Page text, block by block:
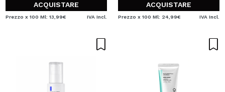
ACQUISTARE
Prezzo x 100 Ml: 13,99€ IVA Incl.
ACQUISTARE
Prezzo x 100 Ml: 24,99€ IVA Incl.